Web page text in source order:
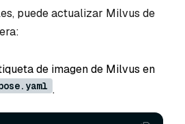
puede actualizar Milvus de
de imagen de Milvus en
.